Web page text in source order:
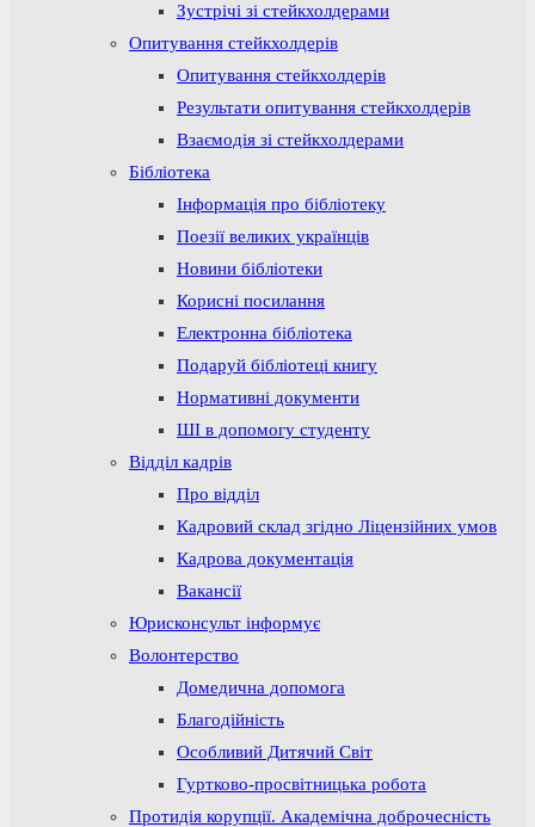
Зустрічі зі стейкхолдерами
Опитування стейкхолдерів
Опитування стейкхолдерів
Результати опитування стейкхолдерів
Взаємодія зі стейкхолдерами
Бібліотека
Інформація про бібліотеку
Поезії великих українців
Новини бібліотеки
Корисні посилання
Електронна бібліотека
Подаруй бібліотеці книгу
Нормативні документи
ШІ в допомогу студенту
Відділ кадрів
Про відділ
Кадровий склад згідно Ліцензійних умов
Кадрова документація
Вакансії
Юрисконсульт інформує
Волонтерство
Домедична допомога
Благодійність
Особливий Дитячий Світ
Гуртково-просвітницька робота
Протидія корупції. Академічна доброчесність